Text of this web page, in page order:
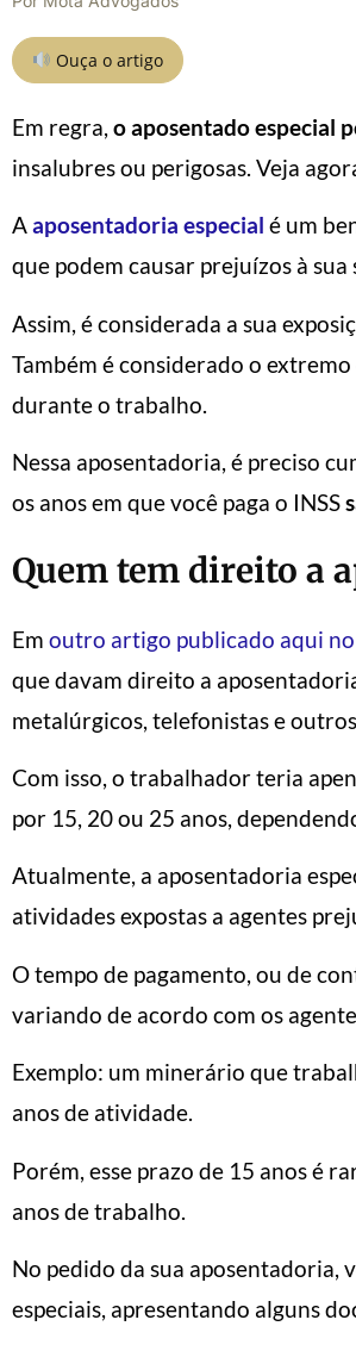
Ouça o artigo
Em regra, o aposentado especial
insalubres ou perigosas. Veja
Aaposentadoria especial é um
que podem causar prejuízos à
Assim, é considerada a sua
Também é considerado o
durante o trabalho.
Nessa aposentadoria, é preciso
os anos em que você paga o INSS
Quem tem direito a
Em outro artigo publicado aqui
que davam direito a
metalúrgicos, telefonistas e outros.
Com isso, o trabalhador teria
por 15, 20 ou 25 anos,
Atualmente, a aposentadoria
atividades expostas a agentes
O tempo de pagamento, ou de
variando de acordo com os
Exemplo: um minerário que
anos de atividade.
Porém, esse prazo de 15 anos é
anos de trabalho.
No pedido da sua
especiais, apresentando alguns